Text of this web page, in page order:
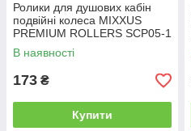
Ролики для душових кабін
подвійні колеса MIXXUS
PREMIUM ROLLERS SCP05-1
CHROME верхні (25 mm для
DIVERSE SC03) (MI8167)
В наявності
173 ₴
Купити